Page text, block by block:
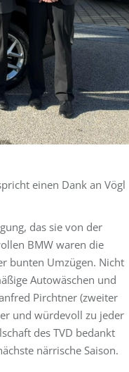
einen Dank an Vögl
das sie von der
BMW waren die
bunten Umzügen. Nicht
Autowäschen und
Pirchtner (zweiter
und würdevoll zu jeder
des TVD bedankt
närrische Saison.